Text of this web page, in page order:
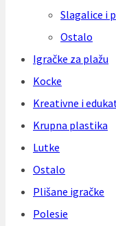
Slagalice i
Ostalo
Igračke za plažu
Kocke
Kreativne i
Krupna plastika
Lutke
Ostalo
Plišane igračke
Polesie